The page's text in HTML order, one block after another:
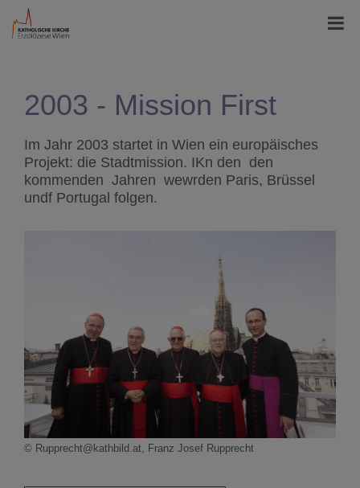
2003 - Mission First
Im Jahr 2003 startet in Wien ein europäisches
Projekt: die Stadtmission. IKn den den
kommenden Jahren wewrden Paris, Brüssel
undf Portugal folgen.
© Rupprecht@kathbild.at, Franz Josef Rupprecht